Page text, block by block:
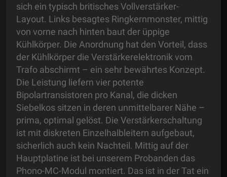
sich ein typisch britisches Vollverstärker-
Layout. Links besagtes Ringkernmonster, mittig
von vorne nach hinten baut der üppige
Kühlkörper. Die Anordnung hat den Vorteil, dass
der Kühlkörper die Verstärkerelektronik vom
Trafo abschirmt – ein sehr bewährtes Konzept.
Die Leistung liefern vier potente
Bipolartransistoren pro Kanal, die dicken
Siebelkos sitzen in deren unmittelbarer Nähe –
prima, optimal gelöst. Die Verstärkerschaltung
ist mit diskreten Einzelhalbleitern aufgebaut,
sicherlich auch kein Nachteil. Mittig auf der
Hauptplatine ist bei unserem Probanden das
Phono-MC-Modul montiert. Das ist in der Tat ein